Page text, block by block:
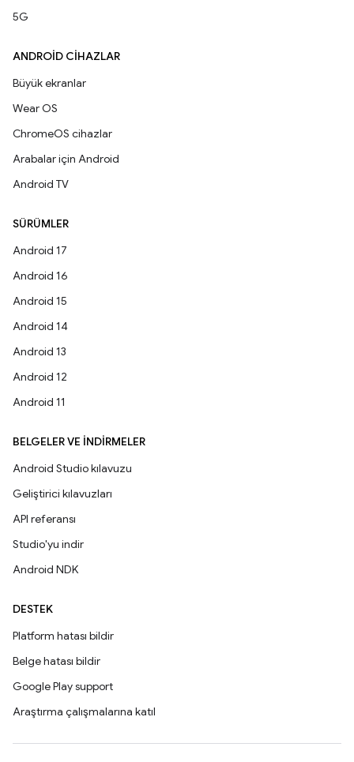
5G
ANDROID CIHAZLAR
Büyük ekranlar
Wear OS
ChromeOS cihazlar
Arabalar için Android
Android TV
SÜRÜMLER
Android 17
Android 16
Android 15
Android 14
Android 13
Android 12
Android 11
BELGELER VE İNDIRMELER
Android Studio kılavuzu
Geliştirici kılavuzları
API referansı
Studio'yu indir
Android NDK
DESTEK
Platform hatası bildir
Belge hatası bildir
Google Play support
Araştırma çalışmalarına katıl